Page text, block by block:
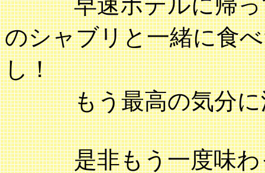
のシャブリと一緒に食
し！
もう最高の気分に
是非もう一度味わ